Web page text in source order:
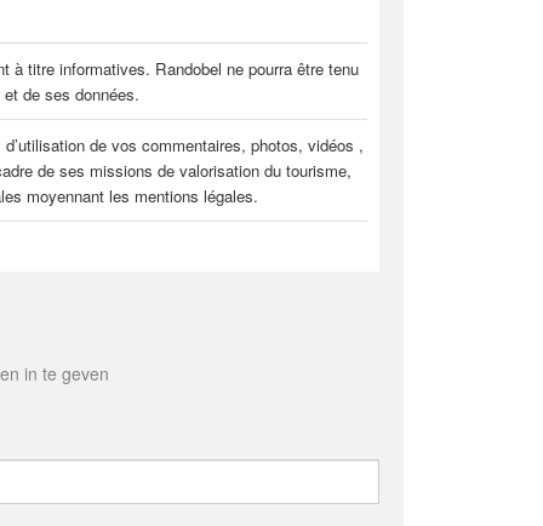
titre informatives. Randobel ne pourra être tenu
de ses données.
de vos commentaires, photos, vidéos ,
de ses missions de valorisation du tourisme,
moyennant les mentions légales.
in te geven